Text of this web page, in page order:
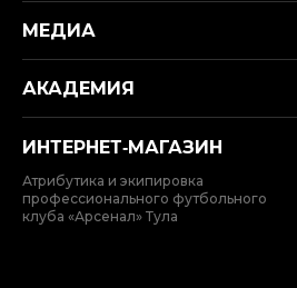
МЕДИА
АКАДЕМИЯ
ИНТЕРНЕТ‑МАГАЗИН
Атрибутика и экипировка
профессионального футбольного
клуба «Арсенал» Тула